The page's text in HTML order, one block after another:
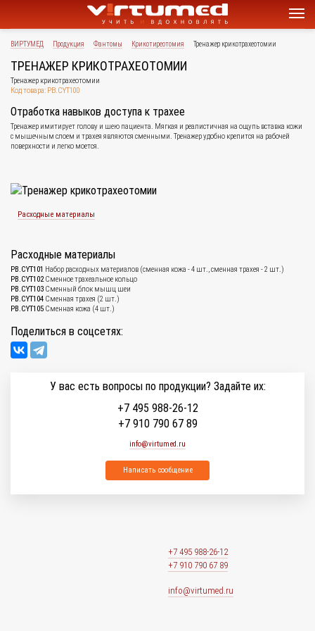
ВИРТУМЕД Продукция Фантомы Крикотиреотомия Тренажер крикотрахеотомии
ТРЕНАЖЕР КРИКОТРАХЕОТОМИИ
Тренажер крикотрахеотомии
Код товара: PB.CYT100
Отработка навыков доступа к трахее
Тренажер имитирует голову и шею пациента. Мягкая и реалистичная на ощупь вставка кожи
с мышечным слоем и трахея являются сменными. Тренажер удобно крепится на рабочей
поверхности и легко моется.
Расходные материалы
Расходные материалы
PB.CYT101 Набор расходных материалов (сменная кожа - 4 шт., сменная трахея - 2 шт.)
PB.CYT102Сменное трахеальное кольцо
PB.CYT103 Сменный блок мышц шеи
PB.CYT104 Сменная трахея (2 шт.)
PB.CYT105 Сменная кожа (4 шт.)
Поделиться в соцсетях:
У вас есть вопросы по продукции? Задайте их:
+7 495 988-26-12
+7 910 790 67 89
info@virtumed.ru
Написать сообщение
+7 495 988-26-12
+7 910 790 67 89
info@virtumed.ru